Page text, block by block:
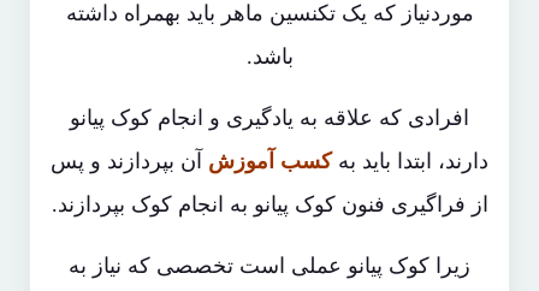
موردنیاز که یک تکنسین ماهر باید بهمراه داشته
باشد.
افرادی که علاقه به یادگیری و انجام کوک پیانو
دارند، ابتدا باید بهکسب آموزش آن بپردازند و پس
از فراگیری فنون کوک پیانو به انجام کوک بپردازند.
زیرا کوک پیانو عملی است تخصصی که نیاز به